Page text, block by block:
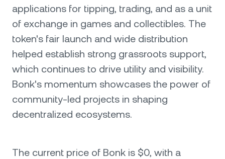
applications for tipping, trading, and as a unit
of exchange in games and collectibles. The
token's fair launch and wide distribution
helped establish strong grassroots support,
which continues to drive utility and visibility.
Bonk's momentum showcases the power of
community-led projects in shaping
decentralized ecosystems.
The current price of Bonk is $0, with a